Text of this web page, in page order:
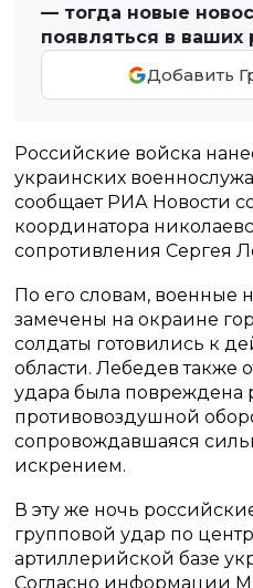
— тогда новые
появляться в ваших
Добавить
Российские войска
украинских
сообщает РИА Новости
координатора
сопротивления Сергея
По его словам, военные
замечены на окраине
солдаты готовились к
области. Лебедев также
удара была повреждена
противовоздушной
сопровождавшаяся
искрением.
В эту же ночь
групповой удар по
артиллерийской базе
Согласно информации